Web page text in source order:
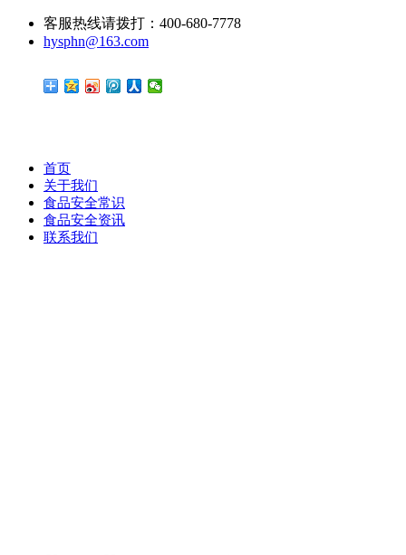
客服热线请拨打：400-680-7778
hysphn@163.com
首页
关于我们
食品安全常识
食品安全资讯
联系我们